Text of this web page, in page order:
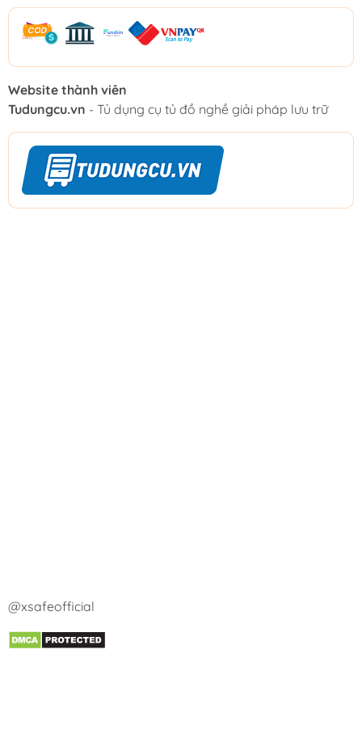
Website thành viên
Tudungcu.vn - Tủ dụng cụ tủ đồ nghề giải pháp lưu trữ
@xsafeofficial